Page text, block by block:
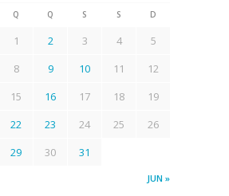
Q Q S S D
JUN »
1 2 3 4
5
8 9 10 11
12
15 16 17 18
19
22 23 24 25
26
29 30 31